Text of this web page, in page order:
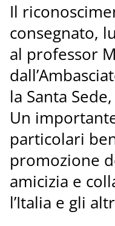
Il
consegnato,
al professor
la Santa
Un
particolari
promozione
amicizia e
l’Italia e gli